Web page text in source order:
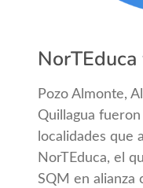
NorTEduca
Pozo Almonte,
Quillagua
localidades que
NorTEduca, el
SQM en alianza